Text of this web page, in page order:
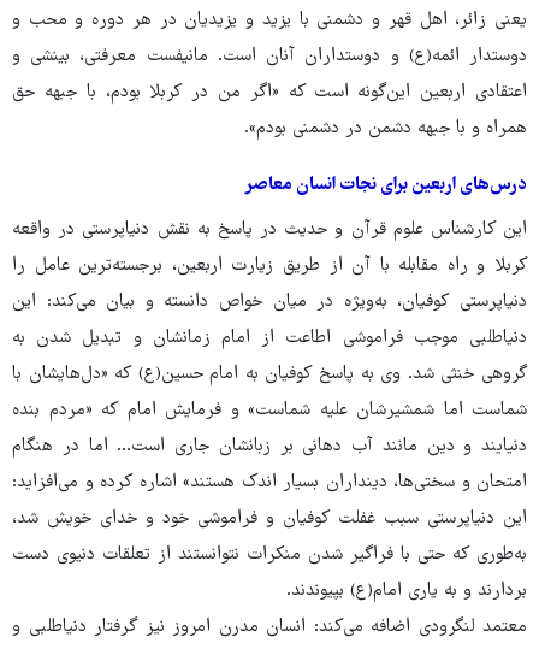
یعنی زائر، اهل قهر و دشمنی با یزید و یزیدیان در هر دوره و محب و
دوستدار ائمه(ع) و دوستداران آنان است. مانیفست معرفتی، بینشی و
اعتقادی اربعین این‌گونه است که «اگر من در کربلا بودم، با جبهه حق
همراه و با جبهه دشمن در دشمنی بودم».
‏درس‌های اربعین برای نجات انسان معاصر
این کارشناس علوم قرآن و حدیث در پاسخ به نقش دنیاپرستی در واقعه
کربلا و راه مقابله با آن از طریق زیارت اربعین، برجسته‌ترین عامل را
دنیاپرستی کوفیان، به‌ویژه در میان خواص دانسته و بیان می‌کند: این
دنیاطلبی موجب فراموشی اطاعت از امام زمانشان و تبدیل شدن به
گروهی خنثی شد. وی به پاسخ کوفیان به امام حسین(ع) که «دل‌هایشان با
شماست اما شمشیرشان علیه شماست» و فرمایش امام که «مردم بنده
دنیایند و دین مانند آب دهانی بر زبانشان جاری است... اما در هنگام
امتحان و سختی‌ها، دینداران بسیار اندک هستند» اشاره کرده و می‌افزاید:
این دنیاپرستی سبب غفلت کوفیان و فراموشی خود و خدای خویش شد،
به‌طوری که حتی با فراگیر شدن منکرات نتوانستند از تعلقات دنیوی دست
بردارند و به یاری امام(ع) بپیوندند.
معتمد لنگرودی اضافه می‌کند: انسان مدرن امروز نیز گرفتار دنیاطلبی و